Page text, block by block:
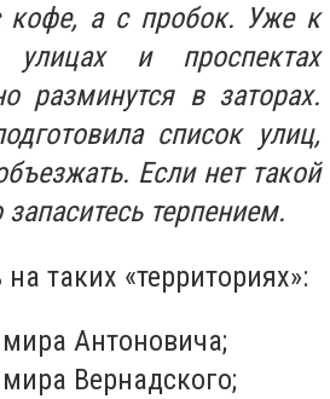
кофе, а с пробок. Уже к
и проспектах
разминутся в заторах.
список улиц,
Если нет такой
терпением.
таких «территориях»:
Антоновича;
Вернадского;